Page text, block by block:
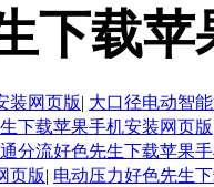
下载
装网页版| 大口径电动智
下载苹果手机安装网页版
分流好色先生下载苹果
页版| 电动压力好色先生